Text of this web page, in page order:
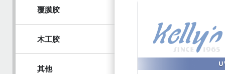
覆膜胶
木工胶
其他